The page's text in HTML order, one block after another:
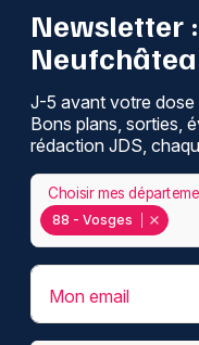
Newsletter
J-5 avant votre dose
Bons plans, sorties,
rédaction JDS,
88 - Vosges
Choisir mes
Mon email